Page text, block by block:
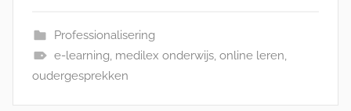
Professionalisering
e-learning, medilex onderwijs, online leren,
oudergesprekken